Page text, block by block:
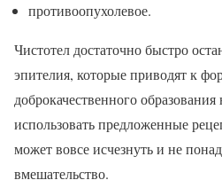
противоопухолевое.
Чистотел достаточно быстро
эпителия, которые приводят к
доброкачественного
использовать предложенные
может вовсе исчезнуть и не
вмешательство.